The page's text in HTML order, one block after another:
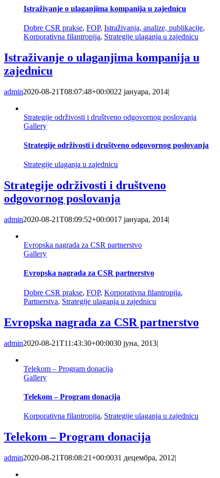
Istraživanje o ulaganjima kompanija u zajednicu
Dobre CSR prakse, FOP, Istraživanja, analize, publikacije,
Korporativna filantropija, Strategije ulaganja u zajednicu
Istraživanje o ulaganjima kompanija u
zajednicu
admin2020-08-21T08:07:48+00:0022 јануара, 2014|
Strategije održivosti i društveno odgovornog poslovanja
Gallery
Strategije održivosti i društveno odgovornog poslovanja
Strategije ulaganja u zajednicu
Strategije održivosti i društveno
odgovornog poslovanja
admin2020-08-21T08:09:52+00:0017 јануара, 2014|
Evropska nagrada za CSR partnerstvo
Gallery
Evropska nagrada za CSR partnerstvo
Dobre CSR prakse, FOP, Korporativna filantropija,
Partnerstva, Strategije ulaganja u zajednicu
Evropska nagrada za CSR partnerstvo
admin2020-08-21T11:43:30+00:0030 јуна, 2013|
Telekom – Program donacija
Gallery
Telekom – Program donacija
Korporativna filantropija, Strategije ulaganja u zajednicu
Telekom – Program donacija
admin2020-08-21T08:08:21+00:0031 децембра, 2012|